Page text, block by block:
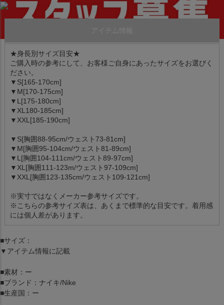
アイテム情報
★身長別サイズ目安★
ご購入時の参考にして、お客様ご自身にあったサイズをお選びく
ださい。
▼S[165-170cm]
▼M[170-175cm]
▼L[175-180cm]
▼XL180-185cm]
▼XXL[185-190cm]
▼S[胸囲88-95cm/ウェスト73-81cm]
▼M[胸囲95-104cm/ウェスト81-89cm]
▼L[胸囲104-111cm/ウェスト89-97cm]
▼XL[胸囲111-123m/ウェスト97-109cm]
▼XXL[胸囲123-135cm/ウェスト109-121cm]
※実寸ではなくメーカー参考サイズです。
※こちらの参考サイズ表は、あくまで標準的な目安です。着用感
には個人差があります。
■サイズ：
▼アイテム情報に記載
■素材：ー
■ブランド：ナイキ/Nike
■生産国：ー